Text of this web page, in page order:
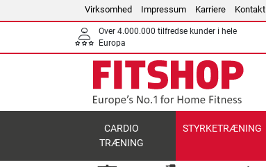
Virksomhed Impressum Karriere Kontakt
Over 4.000.000 tilfredse kunder i hele
Europa
CARDIO
TRÆNING
STYRKETRÆNING